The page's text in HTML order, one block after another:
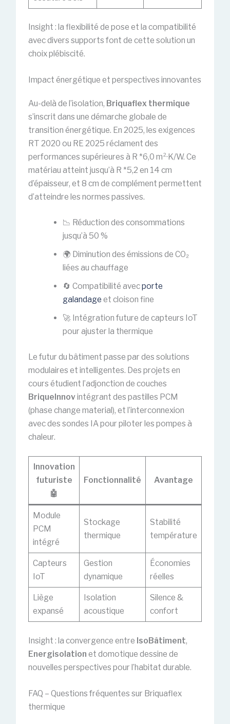
Insight : la flexibilité de pose et la compatibilité
avec divers supports font de cette solution un
choix plébiscité.
Impact énergétique et perspectives innovantes
Au-delà de l’isolation, Briquaflex thermique
s’inscrit dans une démarche globale de
transition énergétique. En 2025, les exigences
RT 2020 ou RE 2025 réclament des
performances supérieures à R *6,0 m²·K/W. Ce
matériau atteint jusqu’à R *5,2 en 14 cm
d’épaisseur, et 8 cm de complément permettent
d’atteindre les normes passives.
📉 Réduction des consommations
jusqu’à 50 %
🌍 Diminution des émissions de CO₂
liées au chauffage
🔄 Compatibilité avecporte
galandage et cloison fine
🚀 Intégration future de capteurs IoT
pour ajuster la thermique
Le futur du bâtiment passe par des solutions
modulaires et intelligentes. Des projets en
cours étudient l’adjonction de couches
BriqueInnovintégrant des pastilles PCM
(phase change material), et l’interconnexion
avec des sondes IA pour piloter les pompes à
chaleur.
Innovation
futuriste
🤖
Fonctionnalité Avantage
Module
PCM
intégré
Stockage
thermique
Stabilité
température
Capteurs
IoT
Gestion
dynamique
Économies
réelles
Liège
expansé
Isolation
acoustique
Silence &
confort
Insight : la convergence entre IsoBâtiment,
Energisolation et domotique dessine de
nouvelles perspectives pour l’habitat durable.
FAQ – Questions fréquentes sur Briquaflex
thermique